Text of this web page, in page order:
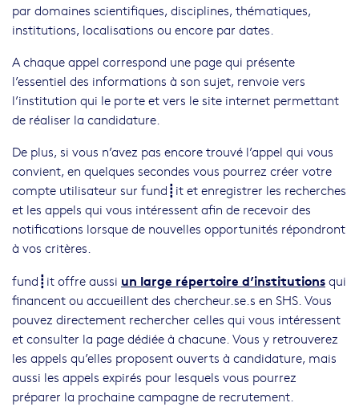
par domaines scientifiques, disciplines, thématiques,
institutions, localisations ou encore par dates.
A chaque appel correspond une page qui présente
l’essentiel des informations à son sujet, renvoie vers
l’institution qui le porte et vers le site internet permettant
de réaliser la candidature.
De plus, si vous n’avez pas encore trouvé l’appel qui vous
convient, en quelques secondes vous pourrez créer votre
compte utilisateur sur fund┋it et enregistrer les recherches
et les appels qui vous intéressent afin de recevoir des
notifications lorsque de nouvelles opportunités répondront
à vos critères.
fund┋it offre aussi un large répertoire d’institutionsqui
financent ou accueillent des chercheur.se.s en SHS. Vous
pouvez directement rechercher celles qui vous intéressent
et consulter la page dédiée à chacune. Vous y retrouverez
les appels qu’elles proposent ouverts à candidature, mais
aussi les appels expirés pour lesquels vous pourrez
préparer la prochaine campagne de recrutement.